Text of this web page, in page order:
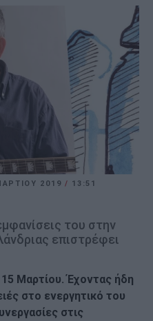
2019 / 13:51
του στην
επιστρέφει
Μαρτίου. Έχοντας ήδη
στο ενεργητικό του
στις